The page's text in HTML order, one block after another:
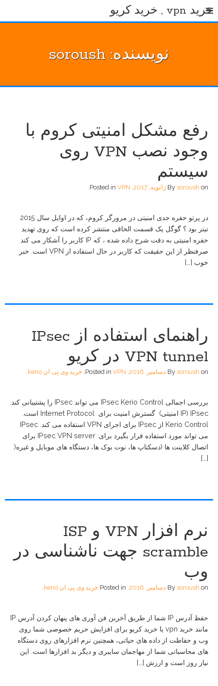
toخرید vpn , خرید کریو
نویسنده: soroush
رفع مشکل امنیتی کروم با
وجود نصب VPN روی
سیستم
By soroush on ژانویه, 2017 .
Posted in VPN
.
در پرتو حفره جدی امنیتی در مرورگر کروم، که در اوایل سال 2015
تیتر بود ؟ گوگل یک قسمت الحاقی منتشر کرده است که روی تهدید
حفره امنیتی به دقت شرح داده شده ، که IP کاربر را آشکار می کند
صرفنظر از این حقیقت که کاربر در حال استفاده از VPN است. خبر
خوب […]
راهنمای استفاده از IPsec
VPN tunnel در کریو
By soroush on دسامبر, 2016 Posted in VPN خرید وی پی ان kerio
بررسی اجمالی IPsec Kerio Control می تواند IPsec را پشتیبانی کند.
IPsec (IP امنیتی) گسترش امنیت برای Internet Protocol است.
Kerio Control از IPsec برای اجرای VPN استفاده می کند. IPsec
می تواند مورد استفاده قرار بگیرد برای: IPsec VPN server برای
اتصال کلاینت ها (دسکتاپ ها، نوت بوک ها، دستگاه های موبایل و غیره(
[…]
نرم افزار VPN و ISP
scramble جهت ناشناسی در
وب
By soroush on دسامبر, 2016 .
Posted in خرید وی پی ان kerio .
حفظ آدرس IP شما از طریق آخرین فن آوری های پنهان کردن آدرس IP
مانند خرید vpn یا خرید کریو برای افزایش حریم خصوصی شما روی
وب و حفاظت از داده های حیاتی، همچنین نرم افزارهای روی دستگاه
های محاسباتی شما از مهاجمان سایبری و دیگر بد افزارها است. این
نیاز روز است و ارزش […]